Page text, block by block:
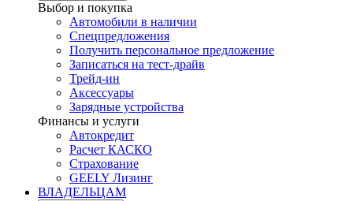
Выбор и покупка
Автомобили в наличии
Спецпредложения
Получить персональное предложение
Записаться на тест-драйв
Трейд-ин
Аксессуары
Зарядные устройства
Финансы и услуги
Автокредит
Расчет КАСКО
Страхование
GEELY Лизинг
ВЛАДЕЛЬЦАМ